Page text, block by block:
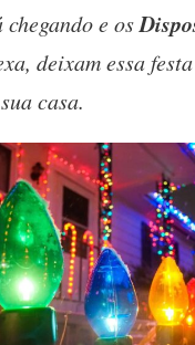
chegando e os
deixam essa
casa.